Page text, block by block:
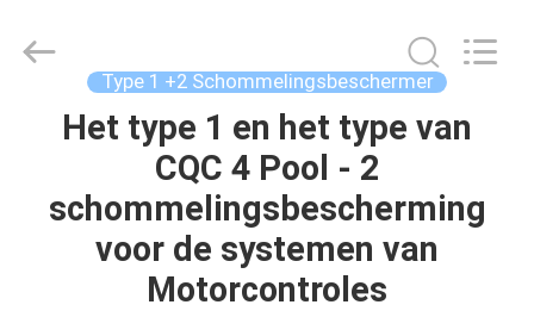
HUIS
PRODUCTEN
ONGEVEER
Technology
Type 1 +2 Schommelingsbeschermer
Het type 1 en het type van
CQC 4 Pool - 2
schommelingsbescherming
voor de systemen van
Motorcontroles